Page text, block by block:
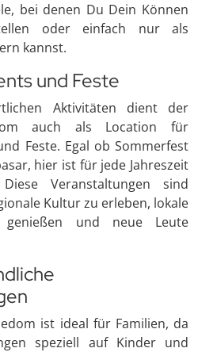
bei denen Du Dein Können
oder einfach nur als
kannst.
und Feste
Aktivitäten dient der
auch als Location für
Feste. Egal ob Sommerfest
hier ist für jede Jahreszeit
Veranstaltungen sind
Kultur zu erleben, lokale
genießen und neue Leute
ist ideal für Familien, da
speziell auf Kinder und